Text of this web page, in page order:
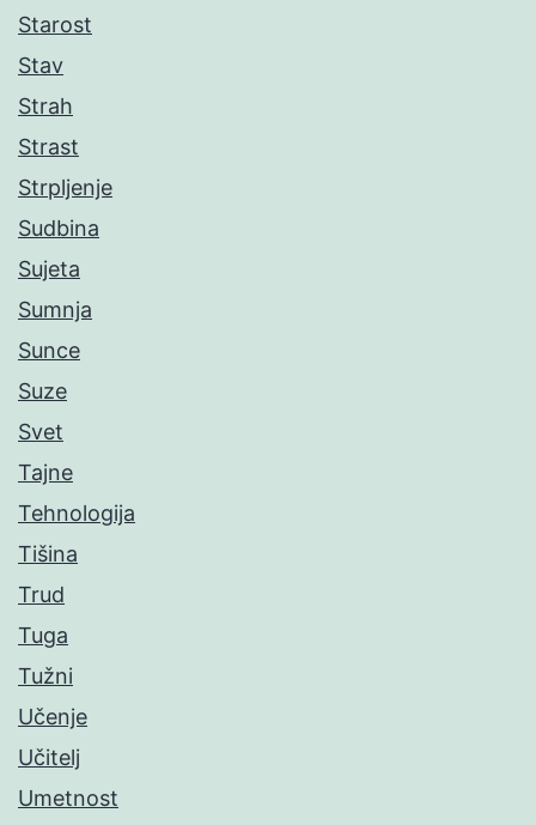
Starost
Stav
Strah
Strast
Strpljenje
Sudbina
Sujeta
Sumnja
Sunce
Suze
Svet
Tajne
Tehnologija
Tišina
Trud
Tuga
Tužni
Učenje
Učitelj
Umetnost